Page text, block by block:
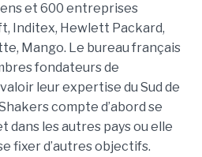
et 600 entreprises
Inditex, Hewlett Packard,
Mango. Le bureau français
fondateurs de
leur expertise du Sud de
compte d’abord se
dans les autres pays ou elle
fixer d’autres objectifs.